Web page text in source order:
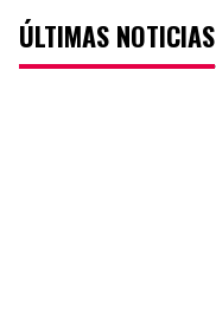
ÚLTIMAS NOTICIAS